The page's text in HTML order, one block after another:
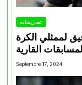
تصريحات
لممثلي الكرة
Septembre 17, 2024